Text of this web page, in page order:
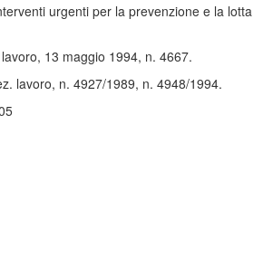
urgenti per la prevenzione e la lotta
13 maggio 1994, n. 4667.
lavoro, n. 4927/1989, n. 4948/1994.